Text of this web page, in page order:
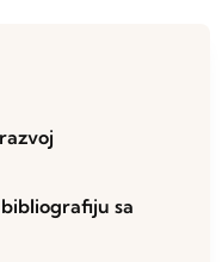
sa